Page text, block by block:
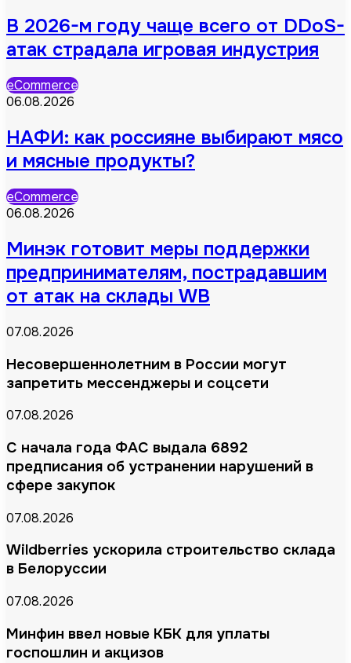
В 2026-м году чаще всего от DDoS-
атак страдала игровая индустрия
eCommerce
06.08.2026
НАФИ: как россияне выбирают мясо
и мясные продукты?
eCommerce
06.08.2026
Минэк готовит меры поддержки
предпринимателям, пострадавшим
от атак на склады WB
07.08.2026
Несовершеннолетним в России могут
запретить мессенджеры и соцсети
07.08.2026
С начала года ФАС выдала 6892
предписания об устранении нарушений в
сфере закупок
07.08.2026
Wildberries ускорила строительство склада
в Белоруссии
07.08.2026
Минфин ввел новые КБК для уплаты
госпошлин и акцизов